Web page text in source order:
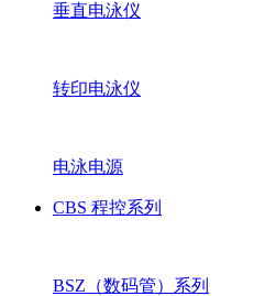
垂直电泳仪
转印电泳仪
电泳电源
CBS 程控系列
BSZ（数码管）系列